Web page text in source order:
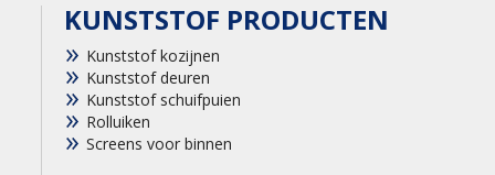
KUNSTSTOF PRODUCTEN
Kunststof kozijnen
Kunststof deuren
Kunststof schuifpuien
Rolluiken
Screens voor binnen